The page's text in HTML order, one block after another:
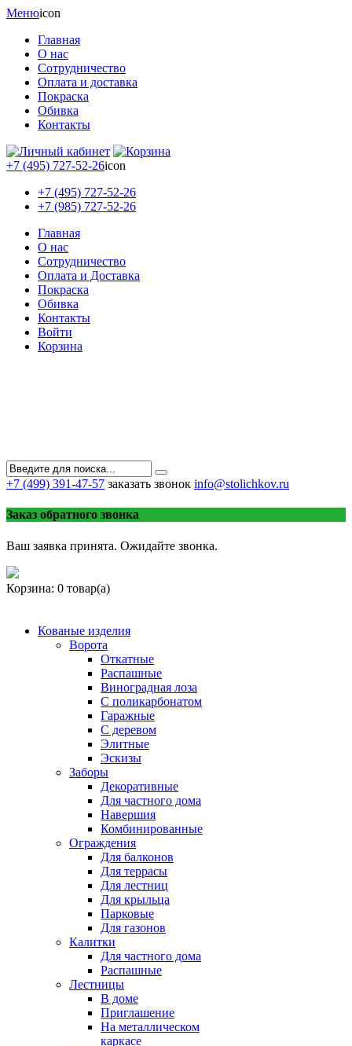
Менюicon
Главная
О нас
Сотрудничество
Оплата и доставка
Покраска
Обивка
Контакты
+7 (495) 727-52-26icon
+7 (495) 727-52-26
+7 (985) 727-52-26
Главная
О нас
Сотрудничество
Оплата и Доставка
Покраска
Обивка
Контакты
Войти
Корзина
+7 (499) 391-47-57 заказать звонок info@stolichkov.ru
Заказ обратного звонка
Ваш заявка принята. Ожидайте звонка.
Корзина: 0 товар(а)
Кованые изделия
Ворота
Откатные
Распашные
Виноградная лоза
С поликарбонатом
Гаражные
С деревом
Элитные
Эскизы
Заборы
Декоративные
Для частного дома
Навершия
Комбинированные
Ограждения
Для балконов
Для террасы
Для лестниц
Для крыльца
Парковые
Для газонов
Калитки
Для частного дома
Распашные
Лестницы
В доме
Приглашение
На металлическом
каркасе